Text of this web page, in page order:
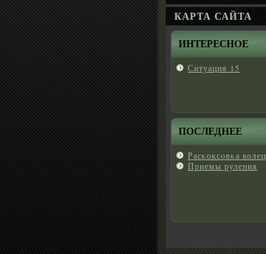
КАРТА САЙТА
ИНТЕРЕСНΟЕ
Ситуация 15
ПОСЛЕДНЕЕ
Расκоксοвκа колец
Приемы руления